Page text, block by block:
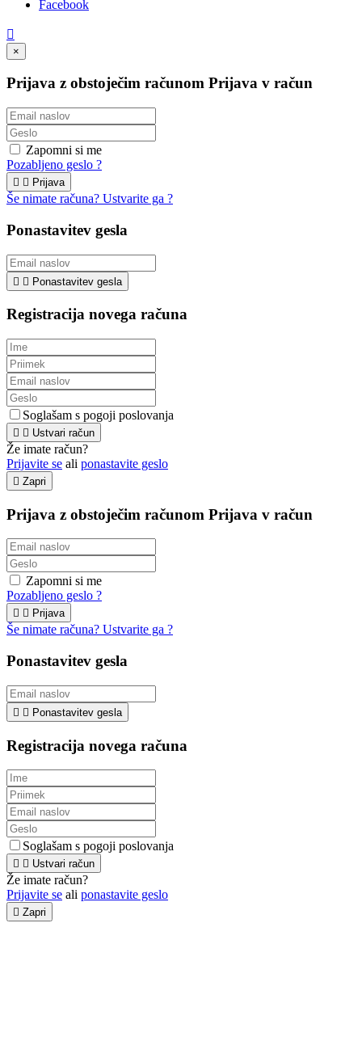
Facebook

×
Prijava z obstoječim računom Prijava v račun
Zapomni si me
Pozabljeno geslo ?
  Prijava
Še nimate računa? Ustvarite ga ?
Ponastavitev gesla
  Ponastavitev gesla
Registracija novega računa
Soglašam s pogoji poslovanja
  Ustvari račun
Že imate račun?
Prijavite se ali ponastavite geslo
 Zapri
Prijava z obstoječim računom Prijava v račun
Zapomni si me
Pozabljeno geslo ?
  Prijava
Še nimate računa? Ustvarite ga ?
Ponastavitev gesla
  Ponastavitev gesla
Registracija novega računa
Soglašam s pogoji poslovanja
  Ustvari račun
Že imate račun?
Prijavite se ali ponastavite geslo
 Zapri